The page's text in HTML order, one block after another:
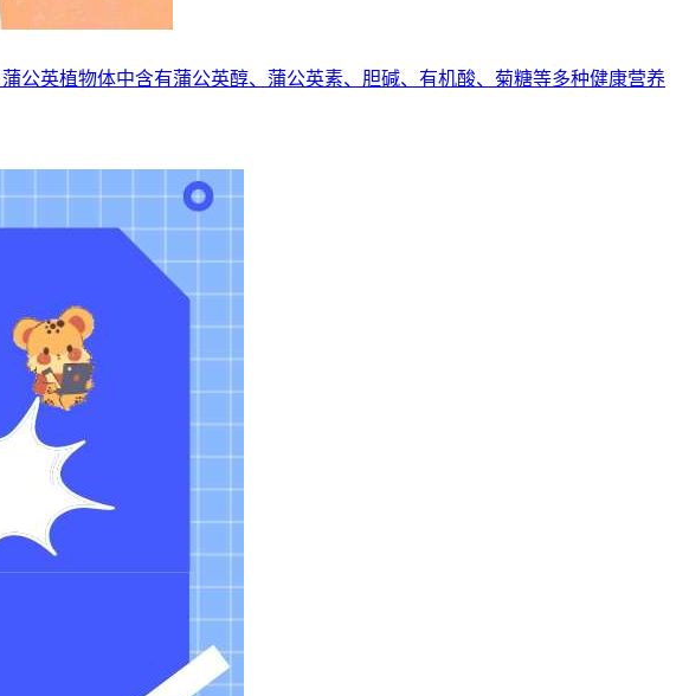
公英植物体中含有蒲公英醇、蒲公英素、胆碱、有机酸、菊糖等多种健康营养